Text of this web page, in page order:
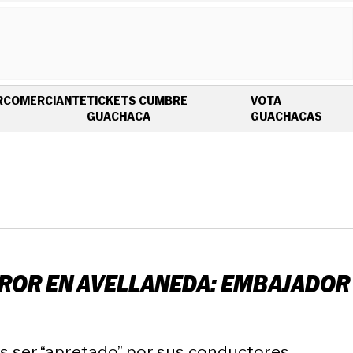
COMERCIANTETICKETS CUMBRE
GUACHACAOPENS IN NEW WINDOW
VOTA
GUACHACAS
EN AVELLANEDA: EMBAJADOR